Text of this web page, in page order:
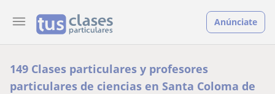
Anúnciate
149 Clases particulares y profesores
particulares de ciencias en Santa Coloma de